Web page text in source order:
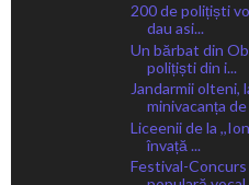
200 de polițiști
dau asi...
Un bărbat din
polițiști din i...
Jandarmii olteni,
minivacanța
Liceenii de la
învață ...
Festival-Concurs